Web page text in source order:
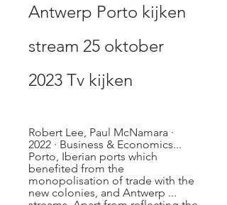
Antwerp Porto kijken
stream 25 oktober
2023 Tv kijken
Robert Lee, ‎Paul McNamara ·
2022 · ‎Business & Economics...
Porto, Iberian ports which
benefited from the
monopolisation of trade with the
new colonies, and Antwerp ...